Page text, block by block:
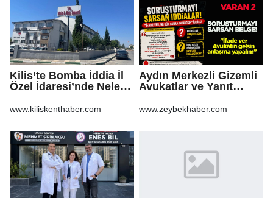
Kilis’te Bomba İddia İl
Özel İdaresi’nde Neler
www.kiliskenthaber.com
Aydın Merkezli Gizemli
Avukatlar ve Yanıt
www.zeybekhaber.com